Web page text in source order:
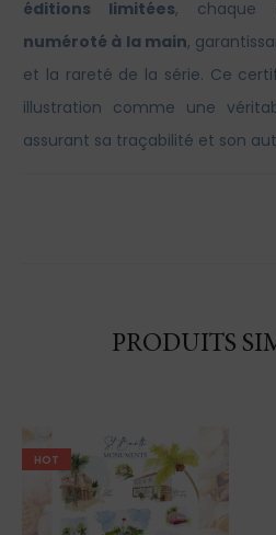
éditions limitées, chaque
numéroté à la main,
et la rareté de la série. Ce
illustration comme une
assurant sa traçabilité et son
PRODUITS
HOT